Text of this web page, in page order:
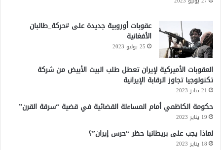
عقوبات أوروبية جديدة على #حركة_طالبان
الأفغانية
25 يوليو 2023
العقوبات الأميركية لإيران تعطل طلب البيت الأبيض من شركة
تكنولوجيا تجاوز الرقابة الإيرانية
21 يناير 2023
حكومة الكاظمي أمام المساءلة القضائية في قضية “سرقة القرن”
19 يناير 2023
لماذا يجب على بريطانيا حظر “حرس إيران”؟
18 يناير 2023